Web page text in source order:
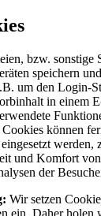
bzw. sonstige
speichern
um den Login-
in einem
können
werden,
und Komfort
der
Wir setzen
ein. Daher holen